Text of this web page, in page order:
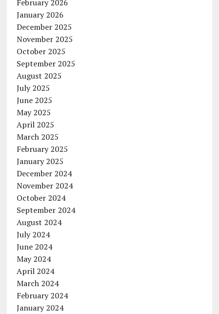
February 2026
January 2026
December 2025
November 2025
October 2025
September 2025
August 2025
July 2025
June 2025
May 2025
April 2025
March 2025
February 2025
January 2025
December 2024
November 2024
October 2024
September 2024
August 2024
July 2024
June 2024
May 2024
April 2024
March 2024
February 2024
January 2024